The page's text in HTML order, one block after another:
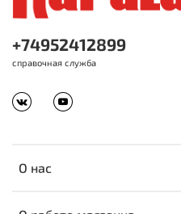
О нас
+74952412899
справочная служба